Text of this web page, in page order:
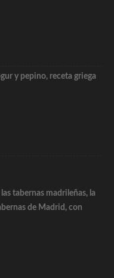
y pepino, receta griega
tabernas madrileñas, la
de Madrid, con